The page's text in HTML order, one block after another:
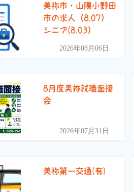
美祢市・山陽小野田
市の求人（8.07）
シニア(8.03）
2026年08月06日
8月度美祢就職面接
会
2026年07月31日
美祢第一交通(有)